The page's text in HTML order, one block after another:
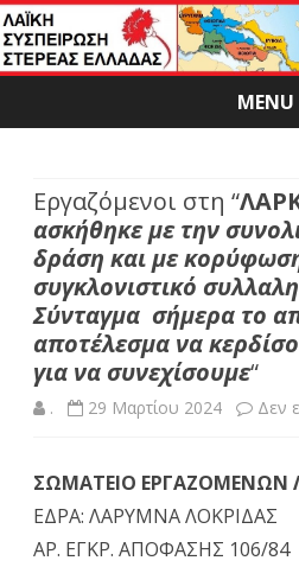
MENU
Εργαζόμενοι στη “
ασκήθηκε με την
δράση και με
συγκλονιστικό
Σύνταγμα σήμερα το
αποτέλεσμα να
για να συνεχίσουμε“
. 29 Μαρτίου 2024 Δεν
ΣΩΜΑΤΕΙΟ ΕΡΓΑΖΟΜΕΝΩΝ
ΕΔΡΑ: ΛΑΡΥΜΝΑ ΛΟΚΡΙΔΑΣ
ΑΡ. ΕΓΚΡ. ΑΠΟΦΑΣΗΣ 106/84